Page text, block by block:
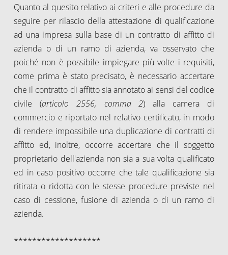
Quanto al quesito relativo ai criteri e alle procedure da
seguire per rilascio della attestazione di qualificazione
ad una impresa sulla base di un contratto di affitto di
azienda o di un ramo di azienda, va osservato che
poiché non è possibile impiegare più volte i requisiti,
come prima è stato precisato, è necessario accertare
che il contratto di affitto sia annotato ai sensi del codice
civile (articolo 2556, comma 2) alla camera di
commercio e riportato nel relativo certificato, in modo
di rendere impossibile una duplicazione di contratti di
affitto ed, inoltre, occorre accertare che il soggetto
proprietario dell'azienda non sia a sua volta qualificato
ed in caso positivo occorre che tale qualificazione sia
ritirata o ridotta con le stesse procedure previste nel
caso di cessione, fusione di azienda o di un ramo di
azienda.
*******************